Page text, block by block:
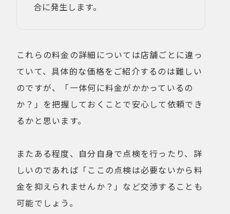
合に発生します。
これらの料金の詳細については店舗ごとに違っ
ていて、具体的な価格をご紹介するのは難しい
のですが、「一体何に料金がかかっているの
か？」を把握しておくことで安心して依頼でき
るかと思います。
またある程度、自分自身で点検を行ったり、詳
しいのであれば「ここの点検は必要ないから料
金を抑えられませんか？」など交渉することも
可能でしょう。